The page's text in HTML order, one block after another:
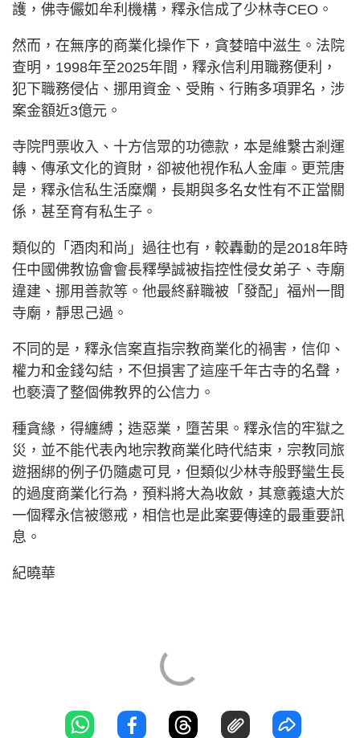
護，佛寺儼如牟利機構，釋永信成了少林寺CEO。
然而，在無序的商業化操作下，貪婪暗中滋生。法院
查明，1998年至2025年間，釋永信利用職務便利，
犯下職務侵佔、挪用資金、受賄、行賄多項罪名，涉
案金額近3億元。
寺院門票收入、十方信眾的功德款，本是維繫古剎運
轉、傳承文化的資財，卻被他視作私人金庫。更荒唐
是，釋永信私生活糜爛，長期與多名女性有不正當關
係，甚至育有私生子。
類似的「酒肉和尚」過往也有，較轟動的是2018年時
任中國佛教協會會長釋學誠被指控性侵女弟子、寺廟
違建、挪用善款等。他最終辭職被「發配」福州一間
寺廟，靜思己過。
不同的是，釋永信案直指宗教商業化的禍害，信仰、
權力和金錢勾結，不但損害了這座千年古寺的名聲，
也褻瀆了整個佛教界的公信力。
種貪緣，得纏縛；造惡業，墮苦果。釋永信的牢獄之
災，並不能代表內地宗教商業化時代結束，宗教同旅
遊捆綁的例子仍隨處可見，但類似少林寺般野蠻生長
的過度商業化行為，預料將大為收斂，其意義遠大於
一個釋永信被懲戒，相信也是此案要傳達的最重要訊
息。
紀曉華